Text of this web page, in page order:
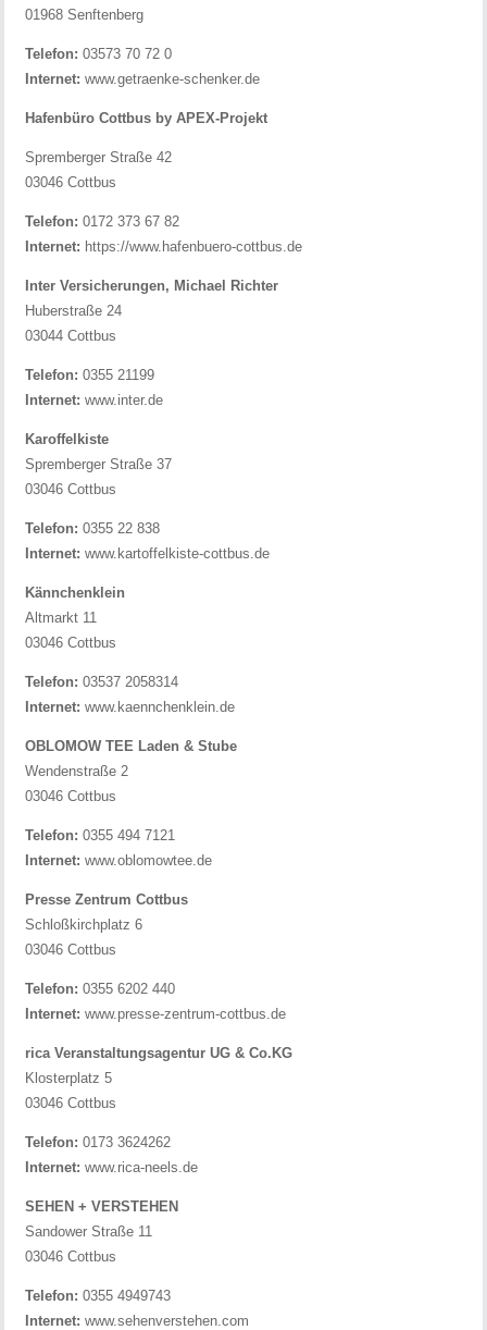
01968 Senftenberg
Telefon: 03573 70 72 0
Internet: www.getraenke-schenker.de
Hafenbüro Cottbus by APEX-Projekt
Spremberger Straße 42
03046 Cottbus
Telefon: 0172 373 67 82
Internet: https://www.hafenbuero-cottbus.de
Inter Versicherungen, Michael Richter
Huberstraße 24
03044 Cottbus
Telefon: 0355 21199
Internet: www.inter.de
Karoffelkiste
Spremberger Straße 37
03046 Cottbus
Telefon: 0355 22 838
Internet: www.kartoffelkiste-cottbus.de
Kännchenklein
Altmarkt 11
03046 Cottbus
Telefon: 03537 2058314
Internet: www.kaennchenklein.de
OBLOMOW TEE Laden & Stube
Wendenstraße 2
03046 Cottbus
Telefon: 0355 494 7121
Internet: www.oblomowtee.de
Presse Zentrum Cottbus
Schloßkirchplatz 6
03046 Cottbus
Telefon: 0355 6202 440
Internet: www.presse-zentrum-cottbus.de
rica Veranstaltungsagentur UG & Co.KG
Klosterplatz 5
03046 Cottbus
Telefon: 0173 3624262
Internet: www.rica-neels.de
SEHEN + VERSTEHEN
Sandower Straße 11
03046 Cottbus
Telefon: 0355 4949743
Internet: www.sehenverstehen.com